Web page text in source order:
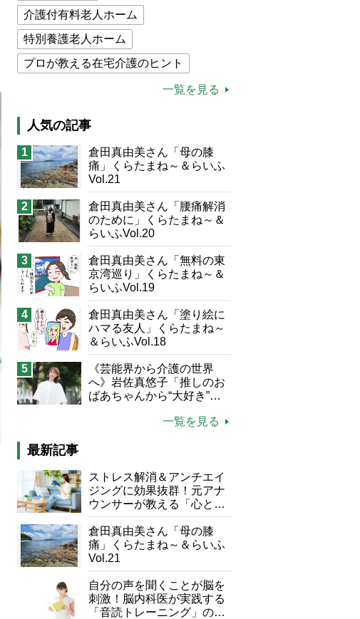
介護付有料老人ホーム
特別養護老人ホーム
プロが教える在宅介護のヒント
介護食
猫が母になつきません
息子の遠距離介護サバイバル術
兄がボケました
予防法
一覧を見る
人気の記事
1
倉田真由美さん「母の膝
痛」くらたまね～＆らいふ
Vol.21
2
倉田真由美さん「腰痛解消
のために」くらたまね～＆
らいふVol.20
3
倉田真由美さん「無料の東
京湾巡り」くらたまね～＆
らいふVol.19
4
倉田真由美さん「塗り絵に
ハマる友人」くらたまね～
＆らいふVol.18
5
《芸能界から介護の世界
へ》岩佐真悠子「推しのお
ばあちゃんから“大好き”を
飛ぶ“やりがい”、介護の現
一覧を見る
最新記事
ストレス解消＆アンチエイ
ジングに効果抜群！元アナ
ウンサーが教える「心と体
を元気にする音読の習慣」
倉田真由美さん「母の膝
痛」くらたまね～＆らいふ
Vol.21
自分の声を聞くことが脳を
刺激！脳内科医が実践する
「音読トレーニング」の極